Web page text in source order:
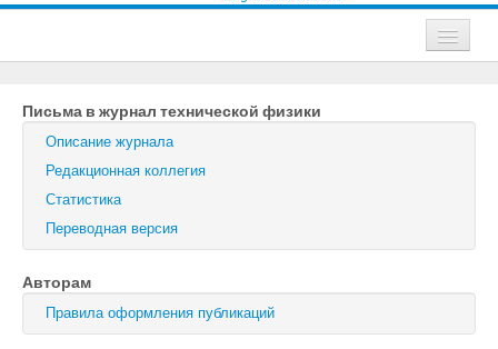
Журнал технической физики
Письма в Журнал технической физики
Физика твердого тела
Физика и техника полупроводников
Оптика и спектроскопия
Поиск
Письма в журнал технической физики
Описание журнала
Редакционная коллегия
Статистика
Переводная версия
Авторам
Правила оформления публикаций